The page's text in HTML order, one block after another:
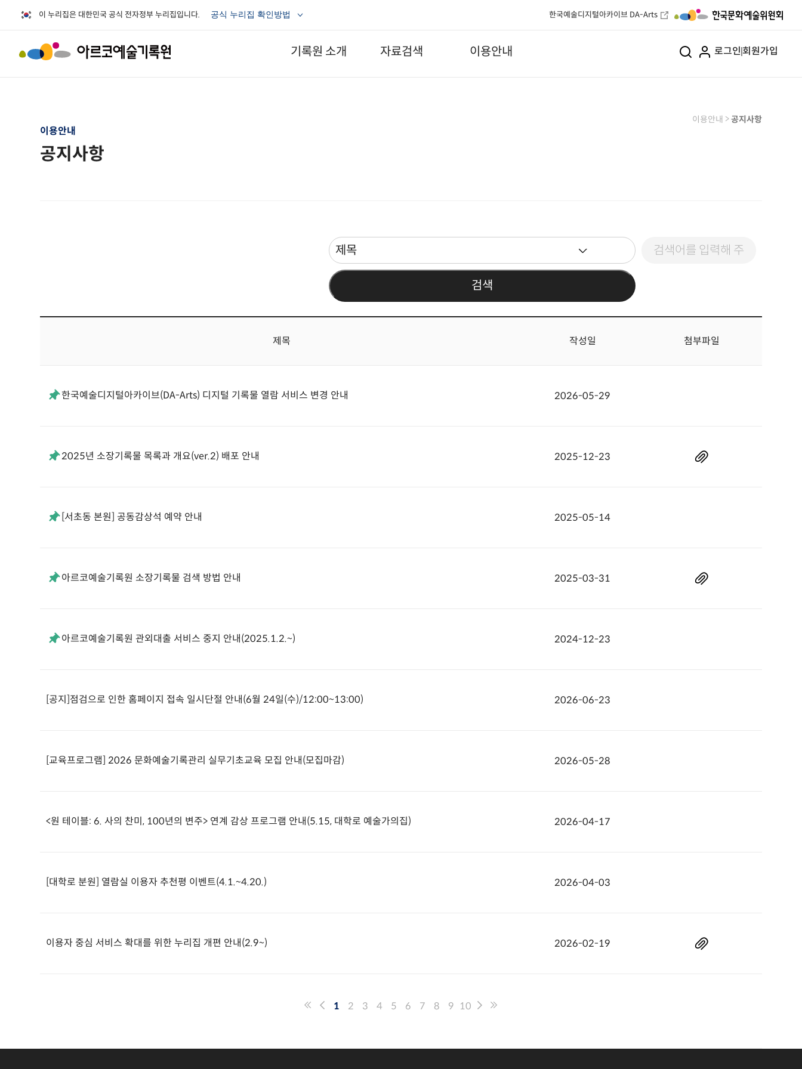
이 누리집은 대한민국 공식 전자정부 누리집입니다. 공식 누리집 확인방법 한국예술디지털아카이브 DA-Arts
기록원 소개 자료검색 이용안내 로그인 회원가입
- 일반자료
이용안내 >공지사항
이용안내
공지사항
검색
제목 작성일 첨부파일
한국예술디지털아카이브(DA-Arts) 디지털 기록물 열람 서비스 변경 안내 2026-05-29
2025년 소장기록물 목록과 개요(ver.2) 배포 안내 2025-12-23
[서초동 본원] 공동감상석 예약 안내 2025-05-14
아르코예술기록원 소장기록물 검색 방법 안내 2025-03-31
아르코예술기록원 관외대출 서비스 중지 안내(2025.1.2.~) 2024-12-23
[공지]점검으로 인한 홈페이지 접속 일시단절 안내(6월 24일(수)/12:00~13:00) 2026-06-23
[교육프로그램] 2026 문화예술기록관리 실무기초교육 모집 안내(모집마감) 2026-05-28
<원 테이블: 6. 사의 찬미, 100년의 변주> 연계 감상 프로그램 안내(5.15, 대학로 예술가의집) 2026-04-17
[대학로 분원] 열람실 이용자 추천평 이벤트(4.1.~4.20.) 2026-04-03
이용자 중심 서비스 확대를 위한 누리집 개편 안내(2.9~) 2026-02-19
1 2 3 4 5 6 7 8 9 10